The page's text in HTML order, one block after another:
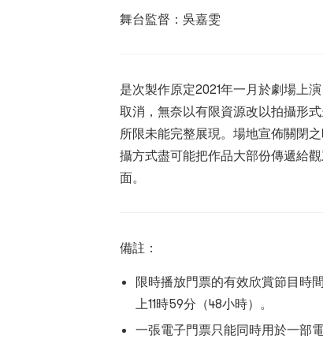
舞台監督：吳嘉雯
是次製作原定2021年一月於劇場上
取消，無奈以有限資源改以拍攝形
所限未能完整展現。場地宣佈關閉
攝方式盡可能把作品大部份傳遞給
面。
備註：
限時播放門票的有效欣賞節目時
上11時59分（48小時）。
一張電子門票只能同時用於一部